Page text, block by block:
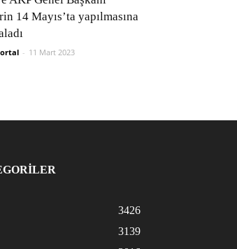
14 Mayıs’ta yapılmasına
- 11 Mart 2023
3426
3139